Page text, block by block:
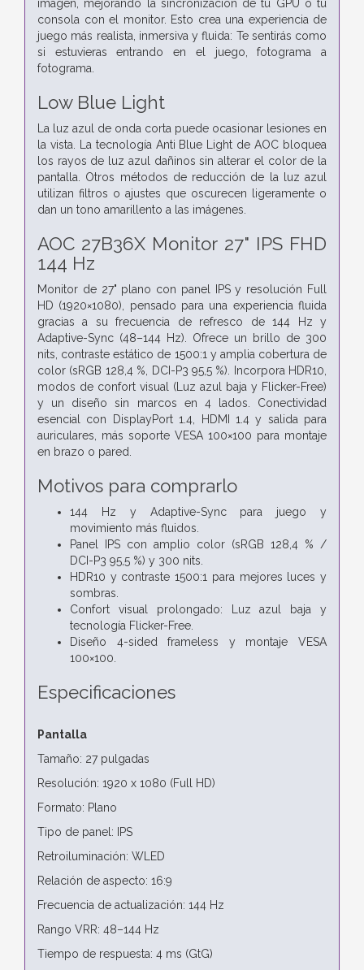
imagen, mejorando la sincronización de tu GPU o tu
consola con el monitor. Esto crea una experiencia de
juego más realista, inmersiva y fluida: Te sentirás como
si estuvieras entrando en el juego, fotograma a
fotograma.
Low Blue Light
La luz azul de onda corta puede ocasionar lesiones en
la vista. La tecnología Anti Blue Light de AOC bloquea
los rayos de luz azul dañinos sin alterar el color de la
pantalla. Otros métodos de reducción de la luz azul
utilizan filtros o ajustes que oscurecen ligeramente o
dan un tono amarillento a las imágenes.
AOC 27B36X Monitor 27" IPS FHD
144 Hz
Monitor de 27" plano con panel IPS y resolución Full
HD (1920×1080), pensado para una experiencia fluida
gracias a su frecuencia de refresco de 144 Hz y
Adaptive-Sync (48–144 Hz). Ofrece un brillo de 300
nits, contraste estático de 1500:1 y amplia cobertura de
color (sRGB 128,4 %, DCI-P3 95,5 %). Incorpora HDR10,
modos de confort visual (Luz azul baja y Flicker-Free)
y un diseño sin marcos en 4 lados. Conectividad
esencial con DisplayPort 1.4, HDMI 1.4 y salida para
auriculares, más soporte VESA 100×100 para montaje
en brazo o pared.
Motivos para comprarlo
144 Hz y Adaptive-Sync para juego y
movimiento más fluidos.
Panel IPS con amplio color (sRGB 128,4 % /
DCI-P3 95,5 %) y 300 nits.
HDR10 y contraste 1500:1 para mejores luces y
sombras.
Confort visual prolongado: Luz azul baja y
tecnología Flicker-Free.
Diseño 4-sided frameless y montaje VESA
100×100.
Especificaciones
Pantalla
Tamaño: 27 pulgadas
Resolución: 1920 x 1080 (Full HD)
Formato: Plano
Tipo de panel: IPS
Retroiluminación: WLED
Relación de aspecto: 16:9
Frecuencia de actualización: 144 Hz
Rango VRR: 48–144 Hz
Tiempo de respuesta: 4 ms (GtG)